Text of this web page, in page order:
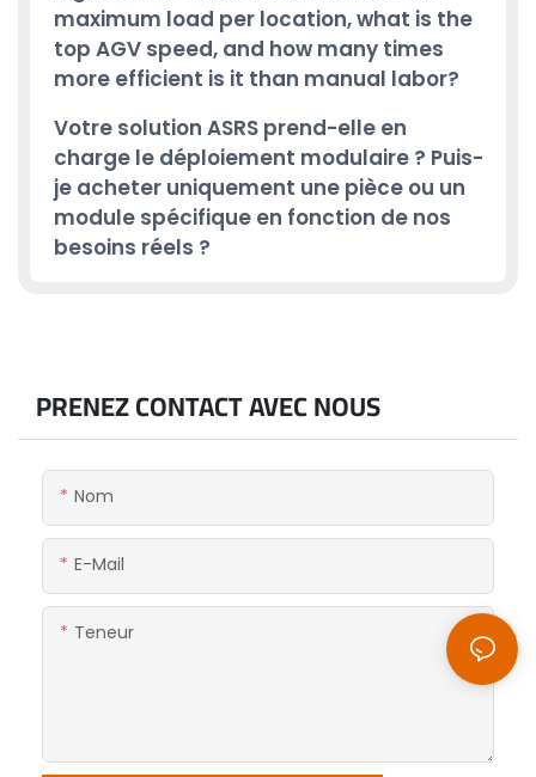
maximum load per location, what is the
top AGV speed, and how many times
more efficient is it than manual labor?
Votre solution ASRS prend-elle en
charge le déploiement modulaire ? Puis-
je acheter uniquement une pièce ou un
module spécifique en fonction de nos
besoins réels ?
PRENEZ CONTACT AVEC NOUS
Nom
E-Mail
Teneur